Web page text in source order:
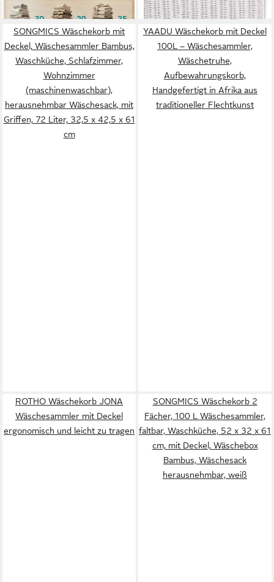
SONGMICS Wäschekorb mit
Deckel, Wäschesammler Bambus,
Waschküche, Schlafzimmer,
Wohnzimmer
(maschinenwaschbar),
herausnehmbar Wäschesack, mit
Griffen, 72 Liter, 32,5 x 42,5 x 61
cm
YAADU Wäschekorb mit Deckel
100L – Wäschesammler,
Wäschetruhe,
Aufbewahrungskorb,
Handgefertigt in Afrika aus
traditioneller Flechtkunst
ROTHO Wäschekorb JONA
Wäschesammler mit Deckel
ergonomisch und leicht zu tragen
SONGMICS Wäschekorb 2
Fächer, 100 L Wäschesammler,
faltbar, Waschküche, 52 x 32 x 61
cm, mit Deckel, Wäschebox
Bambus, Wäschesack
herausnehmbar, weiß